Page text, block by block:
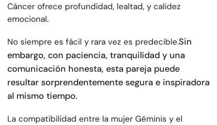
Cáncer ofrece profundidad, lealtad, y calidez
emocional.
No siempre es fácil y rara vez es predecible.Sin
embargo, con paciencia, tranquilidad y una
comunicación honesta, esta pareja puede
resultar sorprendentemente segura e inspiradora
al mismo tiempo.
La compatibilidad entre la mujer Géminis y el